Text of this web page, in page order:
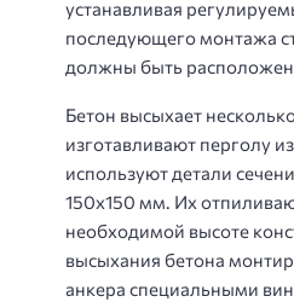
устанавливая
последующего монтажа
должны быть
Бетон высыхает
изготавливают перголу
используют детали
150х150 мм. Их
необходимой высоте
высыхания бетона
анкера специальными